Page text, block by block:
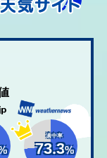
適中率
73.3%